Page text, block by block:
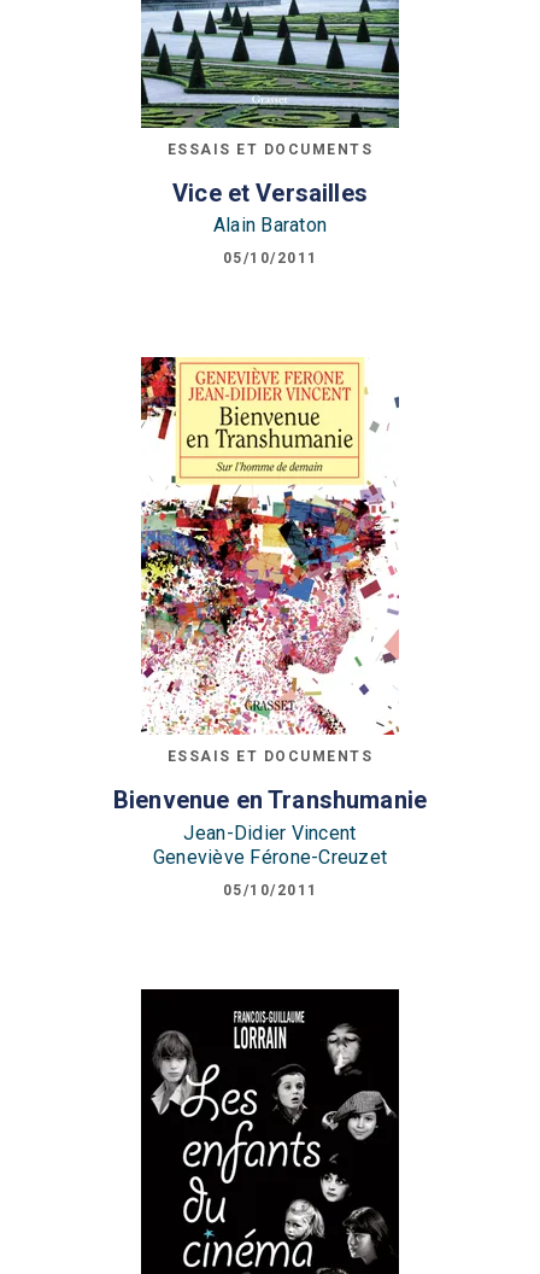
ESSAIS ET DOCUMENTS
Vice et Versailles
Alain Baraton
05/10/2011
ESSAIS ET DOCUMENTS
Bienvenue en Transhumanie
Jean-Didier Vincent
Geneviève Férone-Creuzet
05/10/2011